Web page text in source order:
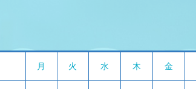
月 火 水 木 金